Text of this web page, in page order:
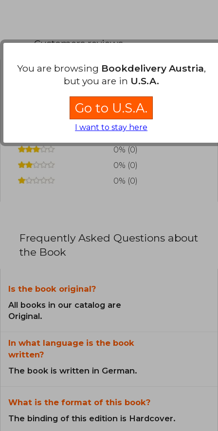
Customers reviews
Have you read this book? Loginto add your
0% (0)
0% (0)
0% (0)
0% (0)
0% (0)
Frequently Asked Questions about
the Book
Is the book original?
All books in our catalog are
Original.
In what language is the book
written?
The book is written in German.
What is the format of this book?
The binding of this edition is Hardcover.
You are browsing Bookdelivery Austria,
but you are in U.S.A.
Go to U.S.A.
I want to stay here